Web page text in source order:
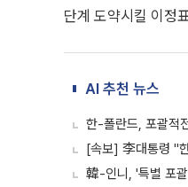
단계 도약시킬 이정
AI 추천 뉴스
한-폴란드, 포괄적
[속보] 李대통령 "
韓-인니, '특별 포